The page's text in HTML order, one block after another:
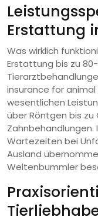
Erstattung
Was wirklich
Erstattung bis zu
insurance for
wesentlichen
über Röntgen bis
Wartezeiten bei
Ausland
Weltenbummler